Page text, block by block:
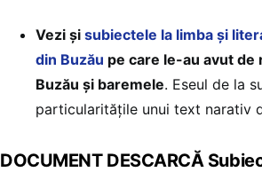
Vezi și subiectele la limba și
din Buzău pe care le-au avut de
Buzău și baremele. Eseul de la
particularitățile unui text narativ
DOCUMENT DESCARCĂ